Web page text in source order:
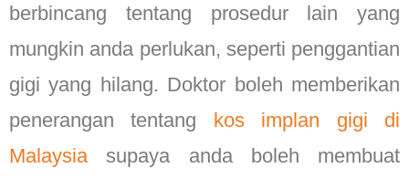
berbincang tentang prosedur lain yang
mungkin anda perlukan, seperti penggantian
gigi yang hilang. Doktor boleh memberikan
penerangan tentang
kos implan gigi di
Malaysiasupaya anda boleh membuat